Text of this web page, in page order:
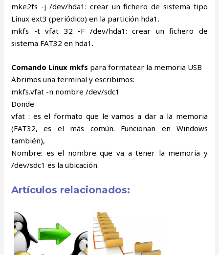
mke2fs -j /dev/hda1: crear un fichero de sistema tipo
Linux ext3 (periódico) en la partición hda1.
mkfs -t vfat 32 -F /dev/hda1: crear un fichero de
sistema FAT32 en hda1.
Comando Linux mkfs para formatear la memoria USB
Abrimos una terminal y escribimos:
mkfs.vfat -n nombre /dev/sdc1
Donde
vfat : es el formato que le vamos a dar a la memoria
(FAT32, es el más común. Funcionan en Windows
también),
Nombre: es el nombre que va a tener la memoria y
/dev/sdc1 es la ubicación.
Artículos relacionados: